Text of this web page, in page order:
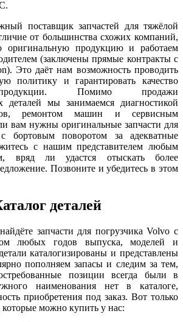
поставщик запчастей для тяжёлой
от большинства схожих компаний,
оригинальную продукцию и работаем
(заключены прямые контракты с
Это даёт нам возможность проводить
политику и гарантировать качество
Помимо продажи
деталей мы занимаемся диагностикой
ремонтом машин и сервисным
вам нужны оригинальные запчасти для
бортовым поворотом за адекватные
с нашим представителем любым
вряд ли удастся отыскать более
Позвоните и убедитесь в этом
деталей
запчасти для погрузчика Volvo с
любых годов выпуска, моделей и
каталогизированы и представлены
пополняем запасы и следим за тем,
позиции всегда были в
наименования нет в каталоге,
приобретения под заказ. Вот только
можно купить у нас: